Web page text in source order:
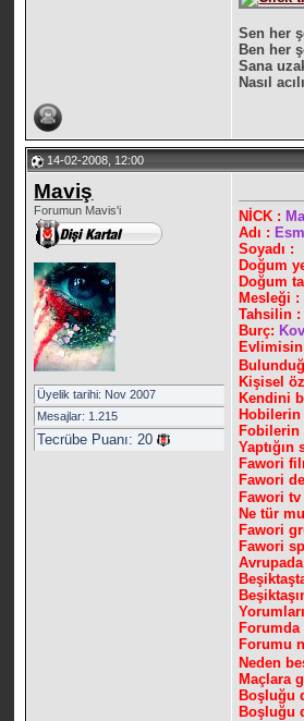
Sen her
Ben her
Sana
Nasıl
14-02-2008, 12:00
Maviş
Forumun Mavis'i
Üyelik tarihi: Nov 2007
Mesajlar: 1.215
Tecrübe Puanı:20
NİCK :
Adı :
Soyadı :
Doğum
Doğum
Mesleği :
Tahsilin :
Burç:
Evlimisin
Kişisel
Kendini
Fobilerin
Fawori
Fawori
Fawori
Ne tür
Fawori
Fawori
Forumu
Neden
Maçlara
Boşluğu
Boşluğu